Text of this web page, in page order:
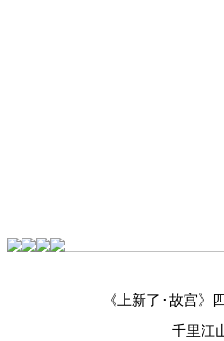
《上新了·故宫》
千里江